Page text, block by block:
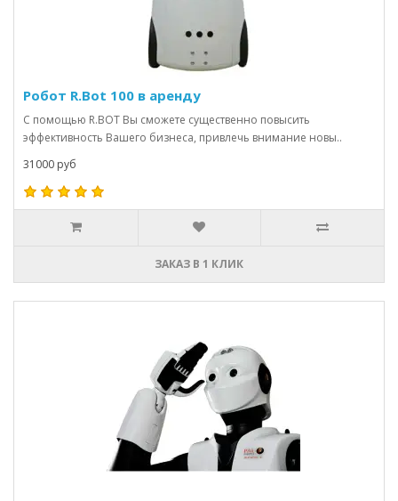
Робот R.Bot 100 в аренду
С помощью R.BOT Вы сможете существенно повысить
эффективность Вашего бизнеса, привлечь внимание новы..
31000 руб
ЗАКАЗ В 1 КЛИК